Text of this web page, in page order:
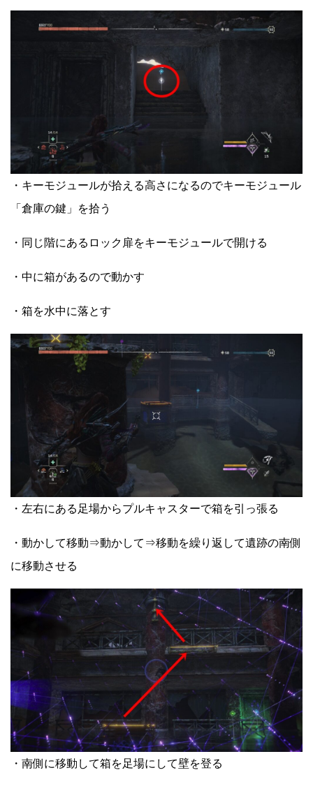
・キーモジュールが拾える高さになるのでキーモジュール
「倉庫の鍵」を拾う
・同じ階にあるロック扉をキーモジュールで開ける
・中に箱があるので動かす
・箱を水中に落とす
・左右にある足場からプルキャスターで箱を引っ張る
・動かして移動⇒動かして⇒移動を繰り返して遺跡の南側
に移動させる
・南側に移動して箱を足場にして壁を登る